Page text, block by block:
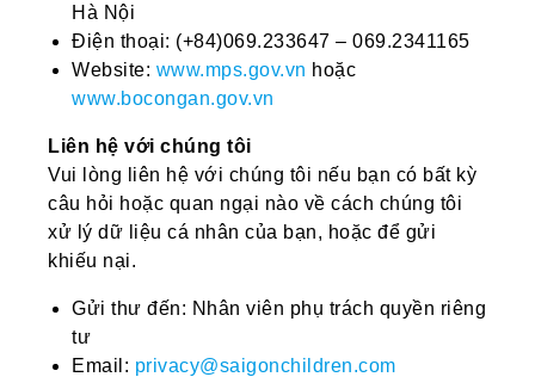
Hà Nội
Điện thoại: (+84)069.233647 – 069.2341165
Website: www.mps.gov.vn hoặc
www.bocongan.gov.vn
Liên hệ với chúng tôi
Vui lòng liên hệ với chúng tôi nếu bạn có bất kỳ
câu hỏi hoặc quan ngại nào về cách chúng tôi
xử lý dữ liệu cá nhân của bạn, hoặc để gửi
khiếu nại.
Gửi thư đến: Nhân viên phụ trách quyền riêng
tư
Email: privacy@saigonchildren.com